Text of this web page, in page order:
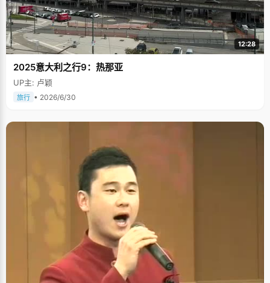
12:28
2025意大利之行9：热那亚
UP主: 卢颖
旅行 • 2026/6/30